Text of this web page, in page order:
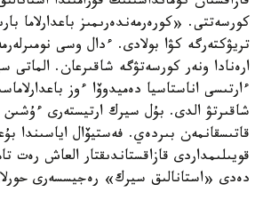
كورسەتتى. «كورەرمەندەرىمىز باعدارلاما
تريۋكتەرگە كۋا بولادى. ءدال وسى
ارەنادا ونەر كورسەتۋگە شاقىرعان.
ءارتىسى اناستاسيا دەميدوۆا ءوز
شاقىرتۋ الدى. بۇل سيرك ارتيستەرى
قاتىسقانمەن بىردەي. فەستيۆال اياسىندا
قويىلىمداردى قازاقستاندىقتار العاش رەت
دەدى «استانالىق سيرك» رەجيسسەرى